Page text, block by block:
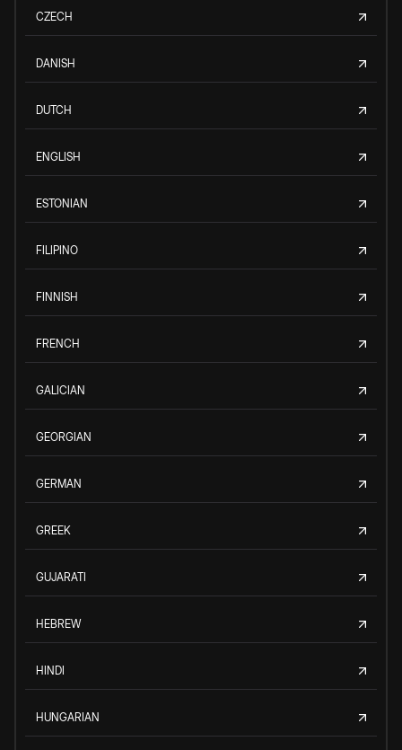
CZECH
DANISH
DUTCH
ENGLISH
ESTONIAN
FILIPINO
FINNISH
FRENCH
GALICIAN
GEORGIAN
GERMAN
GREEK
GUJARATI
HEBREW
HINDI
HUNGARIAN